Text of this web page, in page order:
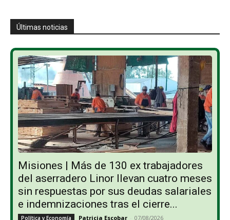
Últimas noticias
Misiones | Más de 130 ex trabajadores
del aserradero Linor llevan cuatro meses
sin respuestas por sus deudas salariales
e indemnizaciones tras el cierre...
Política y Economía Patricia Escobar - 07/08/2026